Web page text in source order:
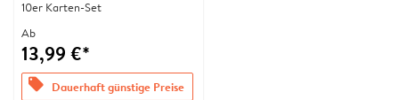
10er Karten-Set
Ab
13,99 €*
offers Dauerhaft günstige Preise